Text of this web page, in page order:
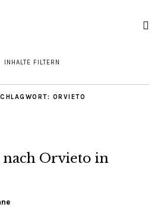
INHALTE FILTERN
ORVIETO
nach Orvieto in